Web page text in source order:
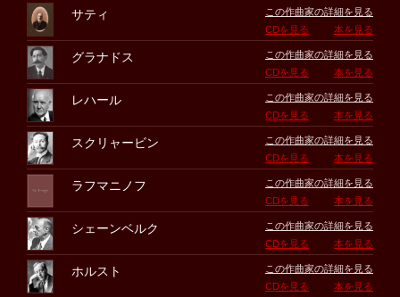
サティ
この作曲家の詳細を見る
CDを見る
本を見る
グラナドス
この作曲家の詳細を見る
CDを見る
本を見る
レハール
この作曲家の詳細を見る
CDを見る
本を見る
スクリャービン
この作曲家の詳細を見る
CDを見る
本を見る
ラフマニノフ
この作曲家の詳細を見る
CDを見る
本を見る
シェーンベルク
この作曲家の詳細を見る
CDを見る
本を見る
ホルスト
この作曲家の詳細を見る
CDを見る
本を見る